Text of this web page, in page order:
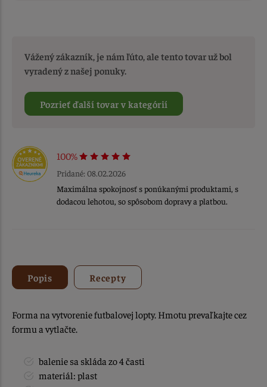
Vážený zákazník, je nám ľúto, ale tento tovar už bol
vyradený z našej ponuky.
Pozrieť ďalší tovar v kategórií
100%
Pridané: 08.02.2026
Maximálna spokojnosť s ponúkanými produktami, s
dodacou lehotou, so spôsobom dopravy a platbou.
Popis Recepty
Forma na vytvorenie futbalovej lopty. Hmotu prevaľkajte cez
formu a vytlačte.
balenie sa skláda zo 4 časti
materiál: plast